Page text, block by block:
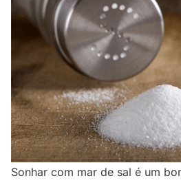
Sonhar com mar de sal é um